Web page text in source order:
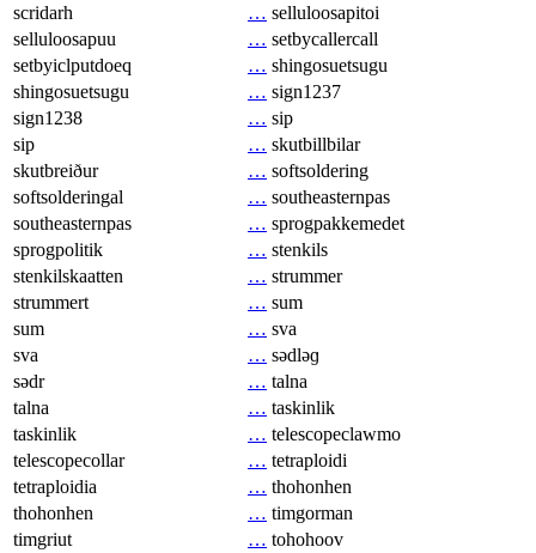
scridarh
… selluloosapitoi
selluloosapuu
… setbycallercall
setbyiclputdoeq
… shingosuetsugu
shingosuetsugu
… sign1237
sign1238
… sip
sip
… skutbillbilar
skutbreiður
… softsoldering
softsolderingal
… southeasternpas
southeasternpas
… sprogpakkemedet
sprogpolitik
… stenkils
stenkilskaatten
… strummer
strummert
… sum
sum
… sva
sva
… sədləɡ
sədr
… talna
talna
… taskinlik
taskinlik
… telescopeclawmo
telescopecollar
… tetraploidi
tetraploidia
… thohonhen
thohonhen
… timgorman
timgriut
… tohohoov